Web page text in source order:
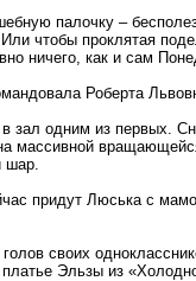
палочку –
чтобы проклятая
ничего, как и сам
Роберта
зал одним из первых.
массивной
шар.
придут Люська с
своих
Эльзы из